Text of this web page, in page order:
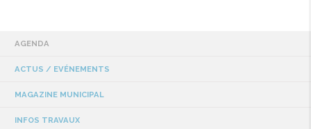
AGENDA
ACTUS / EVÉNEMENTS
MAGAZINE MUNICIPAL
INFOS TRAVAUX